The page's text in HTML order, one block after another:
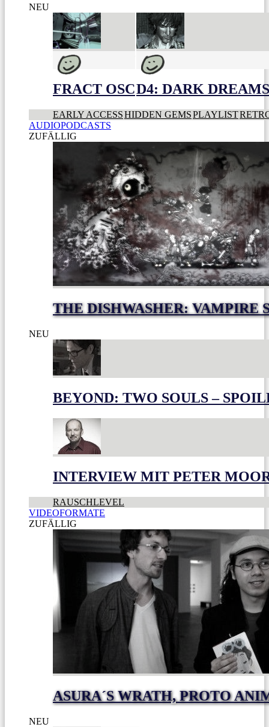
NEU
FRACT OSCD4: DARK
EARLY ACCESSHIDDEN GEMSPLAYLIST
AUDIOPODCASTS
ZUFÄLLIG
THE DISHWASHER: VAMPIRE
NEU
BEYOND: TWO SOULS –
INTERVIEW MIT PETER
RAUSCHLEVEL
VIDEOFORMATE
ZUFÄLLIG
ASURA´S WRATH, PROTO
NEU